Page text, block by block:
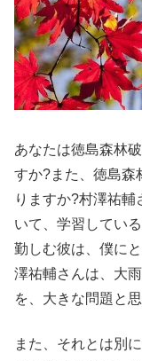
あなたは徳島森林
すか?また、徳島森
りますか?村澤祐
いて、学習してい
勤しむ彼は、僕に
澤祐輔さんは、大
を、大きな問題と
また、それとは別